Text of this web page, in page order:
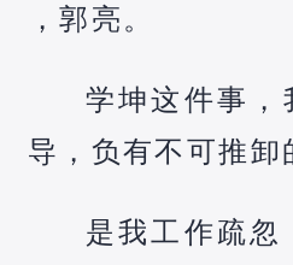
，郭亮。
学坤这件事，
导，负有不可推卸
是我工作疏忽